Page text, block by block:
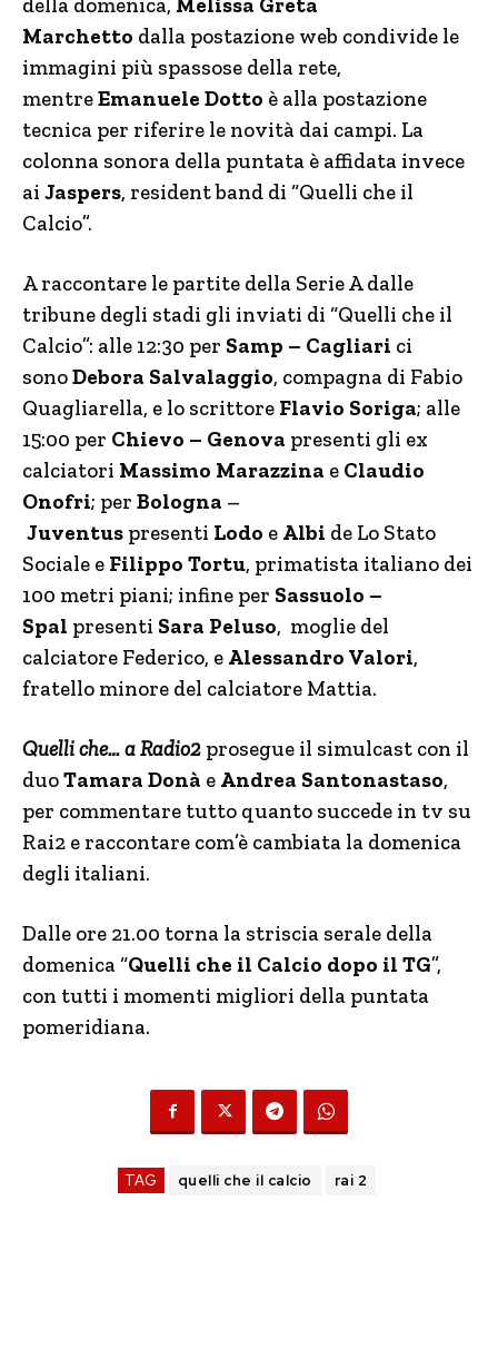
Marchetto dalla postazione web condivide le
immagini più spassose della rete,
mentreEmanuele Dotto è alla postazione
tecnica per riferire le novità dai campi. La
colonna sonora della puntata è affidata invece
ai Jaspers, resident band di “Quelli che il
Calcio”.
A raccontare le partite della Serie A dalle
tribune degli stadi gli inviati di “Quelli che il
Calcio”: alle 12:30 per Samp – Cagliari ci
sonoDebora Salvalaggio, compagna di Fabio
Quagliarella, e lo scrittore Flavio Soriga; alle
15:00 per Chievo – Genova presenti gli ex
calciatori Massimo Marazzina e Claudio
Onofri; per Bologna –
Juventus presenti Lodo e Albi de Lo Stato
Sociale e Filippo Tortu, primatista italiano dei
100 metri piani; infine per Sassuolo –
Spal presenti Sara Peluso, moglie del
calciatore Federico, e Alessandro Valori,
fratello minore del calciatore Mattia.
Quelli che… a Radio2 prosegue il simulcast con il
duoTamara Donà e Andrea Santonastaso,
per commentare tutto quanto succede in tv su
Rai2 e raccontare com’è cambiata la domenica
degli italiani.
Dalle ore 21.00 torna la striscia serale della
domenica “Quelli che il Calcio dopo il TG”,
con tutti i momenti migliori della puntata
pomeridiana.
TAG quelli che il calcio rai 2